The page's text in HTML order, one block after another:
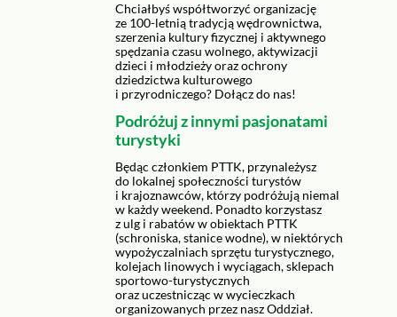
Chciałbyś współtworzyć organizację
ze 100-letnią tradycją wędrownictwa,
szerzenia kultury fizycznej i aktywnego
spędzania czasu wolnego, aktywizacji
dzieci i młodzieży oraz ochrony
dziedzictwa kulturowego
i przyrodniczego? Dołącz do nas!
Podróżuj z innymi pasjonatami
turystyki
Będąc członkiem PTTK, przynależysz
do lokalnej społeczności turystów
i krajoznawców, którzy podróżują niemal
w każdy weekend. Ponadto korzystasz
z ulg i rabatów w obiektach PTTK
(schroniska, stanice wodne), w niektórych
wypożyczalniach sprzętu turystycznego,
kolejach linowych i wyciągach, sklepach
sportowo-turystycznych
oraz uczestnicząc w wycieczkach
organizowanych przez nasz Oddział.